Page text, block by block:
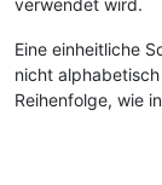
verwendet wird.
Eine einheitliche
nicht
Reihenfolge, wie